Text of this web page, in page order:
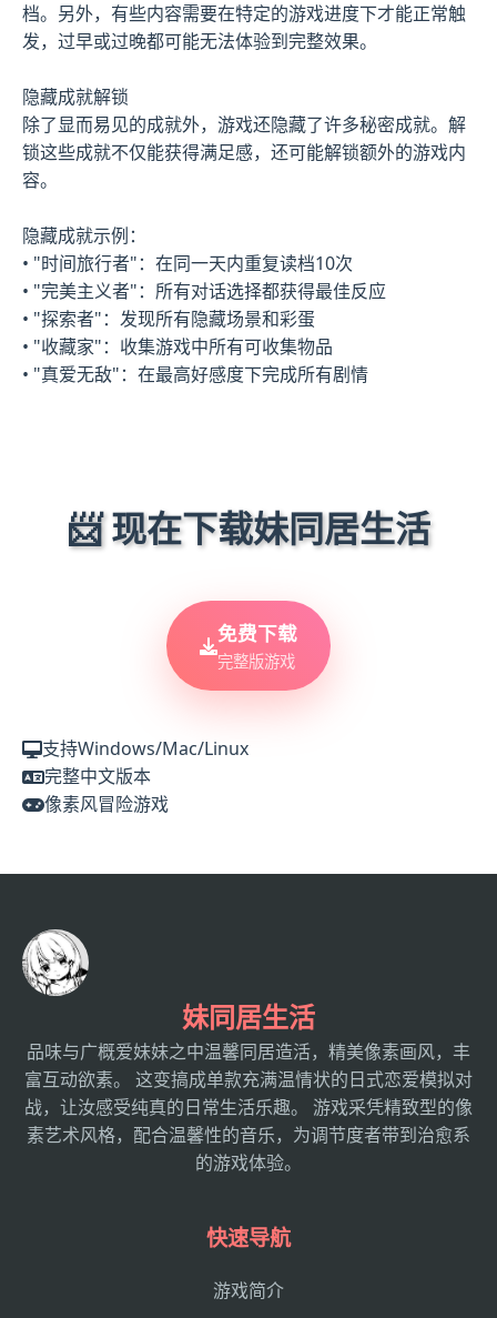
档。另外，有些内容需要在特定的游戏进度下才能正常触
发，过早或过晚都可能无法体验到完整效果。
隐藏成就解锁
除了显而易见的成就外，游戏还隐藏了许多秘密成就。解
锁这些成就不仅能获得满足感，还可能解锁额外的游戏内
容。
隐藏成就示例：
• "时间旅行者"：在同一天内重复读档10次
• "完美主义者"：所有对话选择都获得最佳反应
• "探索者"：发现所有隐藏场景和彩蛋
• "收藏家"：收集游戏中所有可收集物品
• "真爱无敌"：在最高好感度下完成所有剧情
📨 现在下载妹同居生活
免费下载
完整版游戏
支持Windows/Mac/Linux
完整中文版本
像素风冒险游戏
妹同居生活
品味与广概爱妹妹之中温馨同居造活，精美像素画风，丰
富互动欲素。 这变搞成单款充满温情状的日式恋爱模拟对
战，让汝感受纯真的日常生活乐趣。 游戏采凭精致型的像
素艺术风格，配合温馨性的音乐，为调节度者带到治愈系
的游戏体验。
快速导航
游戏简介